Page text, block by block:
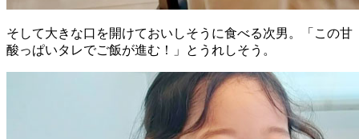
そして大きな口を開けておいしそうに食べる次男。「この甘
酸っぱいタレでご飯が進む！」とうれしそう。